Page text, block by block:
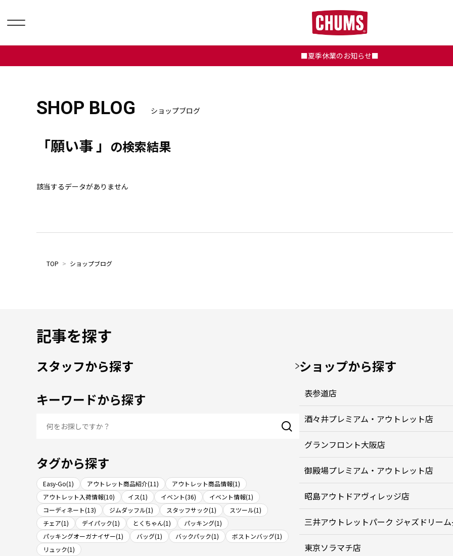
■夏季休業のお知らせ■
SHOP BLOG ショップブログ
「願い事 」 の検索結果
該当するデータがありません
TOP > ショップブログ
記事を探す
スタッフから探す
キーワードから探す
タグから探す
Easy-Go(1) アウトレット商品紹介(11)
アウトレット商品情報(1)
アウトレット入荷情報(10)
イス(1) イベント(36)
イベント情報(1)
コーディネート(13)
ジムダッフル(1) スタッフサック(1)
スツール(1)
チェア(1)
デイパック(1) とくちゃん(1)
パッキング(1)
パッキングオーガナイザー(1)
バッグ(1) バックパック(1)
ボストンバッグ(1)
リュック(1)
ショップから探す
表参道店
酒々井プレミアム・アウトレット店
グランフロント大阪店
御殿場プレミアム・アウトレット店
昭島アウトドアヴィレッジ店
三井アウトレットパーク ジャズドリー
東京ソラマチ店